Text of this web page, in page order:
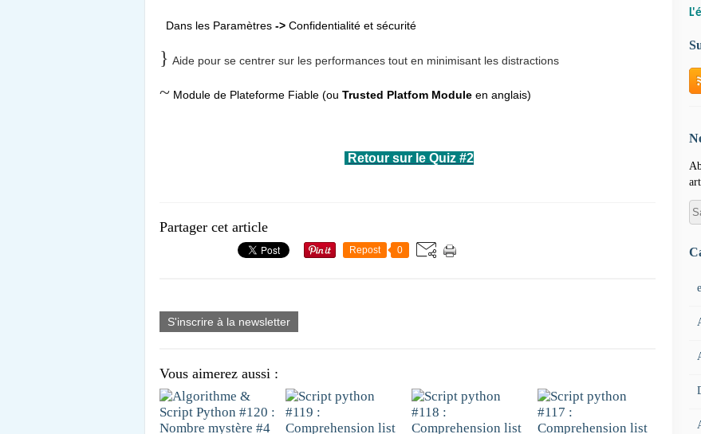
Dans les Paramètres -> Confidentialité et sécurité
} Aide pour se centrer sur les performances tout en minimisant les distractions
~ Module de Plateforme Fiable (ou Trusted Platfom Module en anglais)
Retour sur le Quiz #2
Partager cet article
Repost 0
S'inscrire à la newsletter
Vous aimerez aussi :